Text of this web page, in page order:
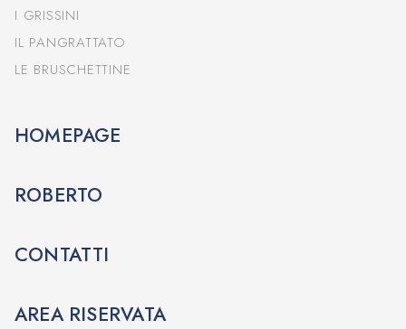
I GRISSINI
IL PANGRATTATO
LE BRUSCHETTINE
HOMEPAGE
ROBERTO
CONTATTI
AREA RISERVATA